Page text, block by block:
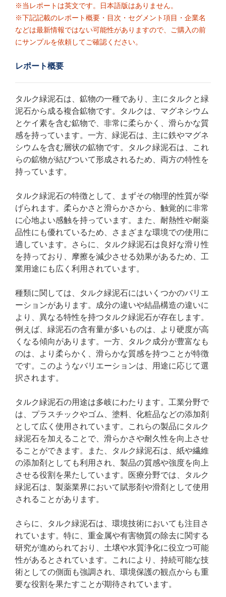
※当レポートは英文です。日本語版はありません。
※下記記載のレポート概要・目次・セグメント項目・企業名
などは最新情報ではない可能性がありますので、ご購入の前
にサンプルを依頼してご確認ください。
レポート概要
タルク緑泥石は、鉱物の一種であり、主にタルクと緑
泥石から成る複合鉱物です。タルクは、マグネシウム
とケイ素を含む鉱物で、非常に柔らかく、滑らかな質
感を持っています。一方、緑泥石は、主に鉄やマグネ
シウムを含む層状の鉱物です。タルク緑泥石は、これ
らの鉱物が結びついて形成されるため、両方の特性を
持っています。
タルク緑泥石の特徴として、まずその物理的性質が挙
げられます。柔らかさと滑らかさから、触覚的に非常
に心地よい感触を持っています。また、耐熱性や耐薬
品性にも優れているため、さまざまな環境での使用に
適しています。さらに、タルク緑泥石は良好な滑り性
を持っており、摩擦を減少させる効果があるため、工
業用途にも広く利用されています。
種類に関しては、タルク緑泥石にはいくつかのバリエ
ーションがあります。成分の違いや結晶構造の違いに
より、異なる特性を持つタルク緑泥石が存在します。
例えば、緑泥石の含有量が多いものは、より硬度が高
くなる傾向があります。一方、タルク成分が豊富なも
のは、より柔らかく、滑らかな質感を持つことが特徴
です。このようなバリエーションは、用途に応じて選
択されます。
タルク緑泥石の用途は多岐にわたります。工業分野で
は、プラスチックやゴム、塗料、化粧品などの添加剤
として広く使用されています。これらの製品にタルク
緑泥石を加えることで、滑らかさや耐久性を向上させ
ることができます。また、タルク緑泥石は、紙や繊維
の添加剤としても利用され、製品の質感や強度を向上
させる役割を果たしています。医療分野では、タルク
緑泥石は、製薬業界において賦形剤や滑剤として使用
されることがあります。
さらに、タルク緑泥石は、環境技術においても注目さ
れています。特に、重金属や有害物質の除去に関する
研究が進められており、土壌や水質浄化に役立つ可能
性があるとされています。これにより、持続可能な技
術としての側面も強調され、環境保護の観点からも重
要な役割を果たすことが期待されています。